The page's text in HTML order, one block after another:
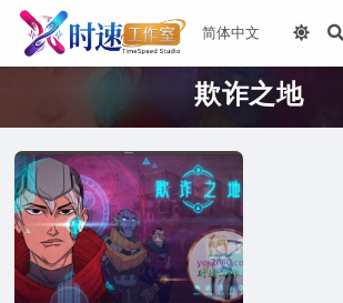
欺诈之地